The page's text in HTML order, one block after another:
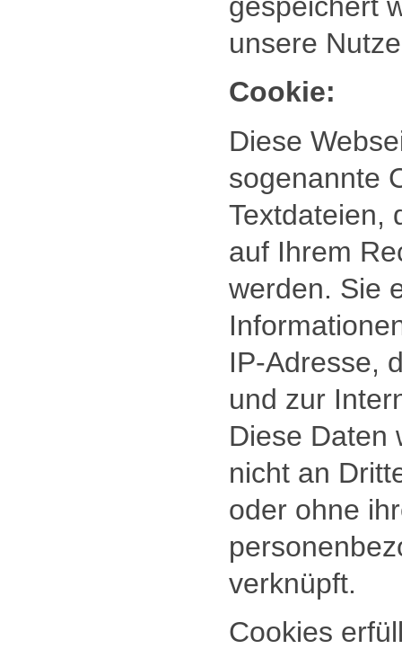
unsere
Cookie:
Diese
sogenannte
Textdateien,
auf Ihrem
werden. Sie
IP-Adresse,
und zur
Diese Daten
nicht an
oder ohne
verknüpft.
Cookies